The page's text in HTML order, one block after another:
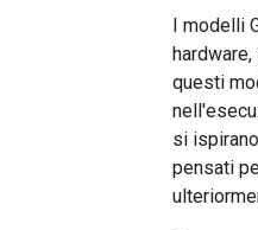
I modelli
questi
si
pensati